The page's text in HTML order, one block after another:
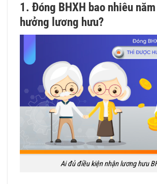
1. Đóng BHXH bao nhiêu
hưởng lương hưu?
Ai đủ điều kiện nhận lương hưu